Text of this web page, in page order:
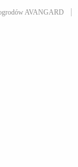
AVANGARD